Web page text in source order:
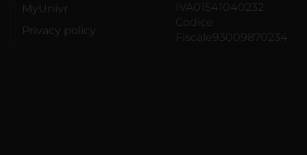
MyUnivr
Privacy policy
IVA01541040232
Codice
Fiscale93009870234